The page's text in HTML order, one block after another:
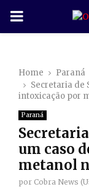
P
M
A
R
Home
Paraná
Secretaria de
intoxicação por
Paraná
um caso
metanol
por Cobra News